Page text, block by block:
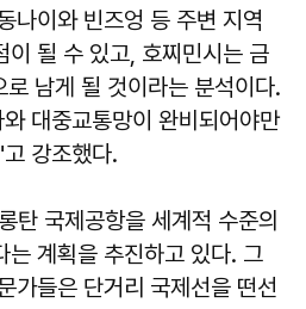
나이와 빈즈엉 등 주변 지역
이 될 수 있고, 호찌민시는 금
남게 될 것이라는 분석이다.
대중교통망이 완비되어야만
강조했다.
탄 국제공항을 세계적 수준의
는 계획을 추진하고 있다. 그
가들은 단거리 국제선을 떤선